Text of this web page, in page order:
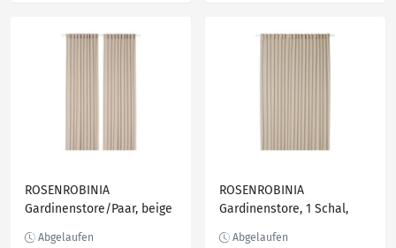
ROSENROBINIA
Gardinenstore/Paar, beige
ROSENROBINIA
Gardinenstore, 1 Schal,